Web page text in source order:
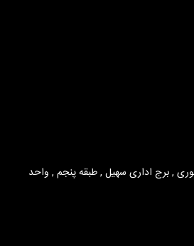
, برج اداری سهیل , طبقه پنجم , واحد